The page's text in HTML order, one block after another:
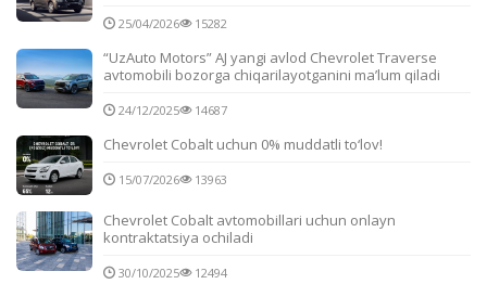
25/04/2026 15282
“UzAuto Motors” AJ yangi avlod Chevrolet Traverse
avtomobili bozorga chiqarilayotganini ma’lum qiladi
24/12/2025 14687
Chevrolet Cobalt uchun 0% muddatli to‘lov!
15/07/2026 13963
Chevrolet Cobalt avtomobillari uchun onlayn
kontraktatsiya ochiladi
30/10/2025 12494